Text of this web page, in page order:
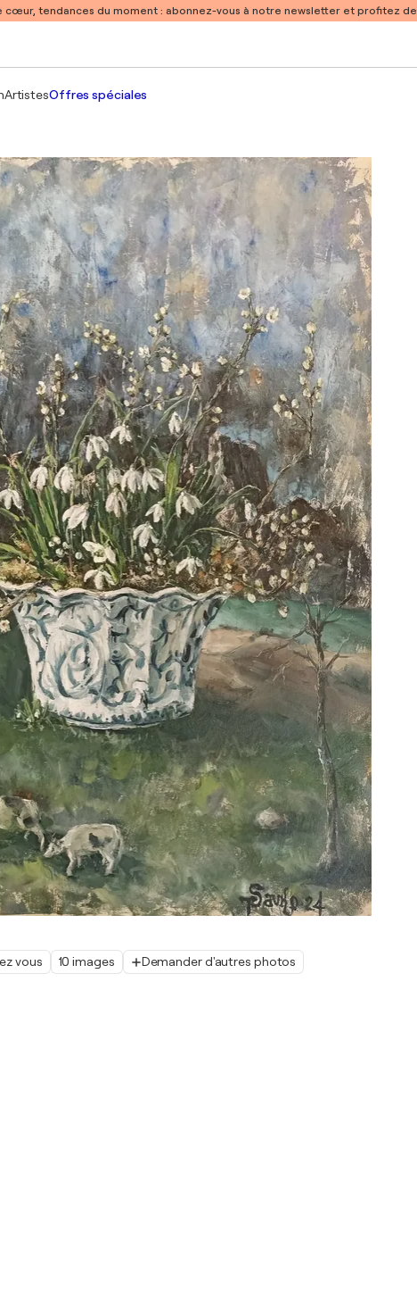
cœur, tendances du moment : abonnez-vous à notre newsletter et profitez
ArtistesOffres spéciales
vous 10 images Demander d'autres photos